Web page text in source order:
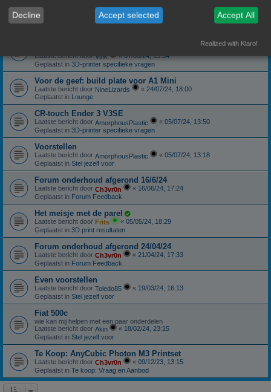
ROG STRIX Scope DELUXE RGB Toetsenbord
Laatste bericht door Ch3vr0n « 12/08/24, 21:04
Geplaatst in
Te koop: Vraag en Aanbod
Laatste bericht doorVink «07/08/24, 15:54
Geplaatst in 3D-printer specifieke vragen
Voor de geef: build plate voor A1 Mini
Laatste bericht door NineLizards « 24/07/24, 18:00
Geplaatst in Lounge
CR-touch Ender 3 V3SE
Laatste bericht door AmorphousPlastic « 05/07/24, 13:50
Geplaatst in 3D-printer specifieke vragen
Voorstellen
Laatste bericht door AmorphousPlastic « 05/07/24, 13:18
Geplaatst in Stel jezelf voor
Forum onderhoud afgerond 16/6/24
Laatste bericht door Ch3vr0n « 16/06/24, 17:24
Geplaatst in Forum Feedback
Het meisje met de parel
Laatste bericht door Frits « 05/05/24, 18:29
Geplaatst in 3D print resultaten
Forum onderhoud afgerond 24/04/24
Laatste bericht door Ch3vr0n « 21/04/24, 17:33
Geplaatst in Forum Feedback
Even voorstellen
Laatste bericht door Toledo85 « 19/03/24, 16:13
Geplaatst in Stel jezelf voor
Fiat 500c
wie kan mij helpen met een paar onderdelen
Laatste bericht door Akin « 18/02/24, 23:15
Geplaatst in Stel jezelf voor
Te Koop: AnyCubic Photon M3 Printset
Laatste bericht door Ch3vr0n « 09/12/23, 13:15
Geplaatst in Te koop: Vraag en Aanbod
Decline Accept selected Accept All
Realized with Klaro!